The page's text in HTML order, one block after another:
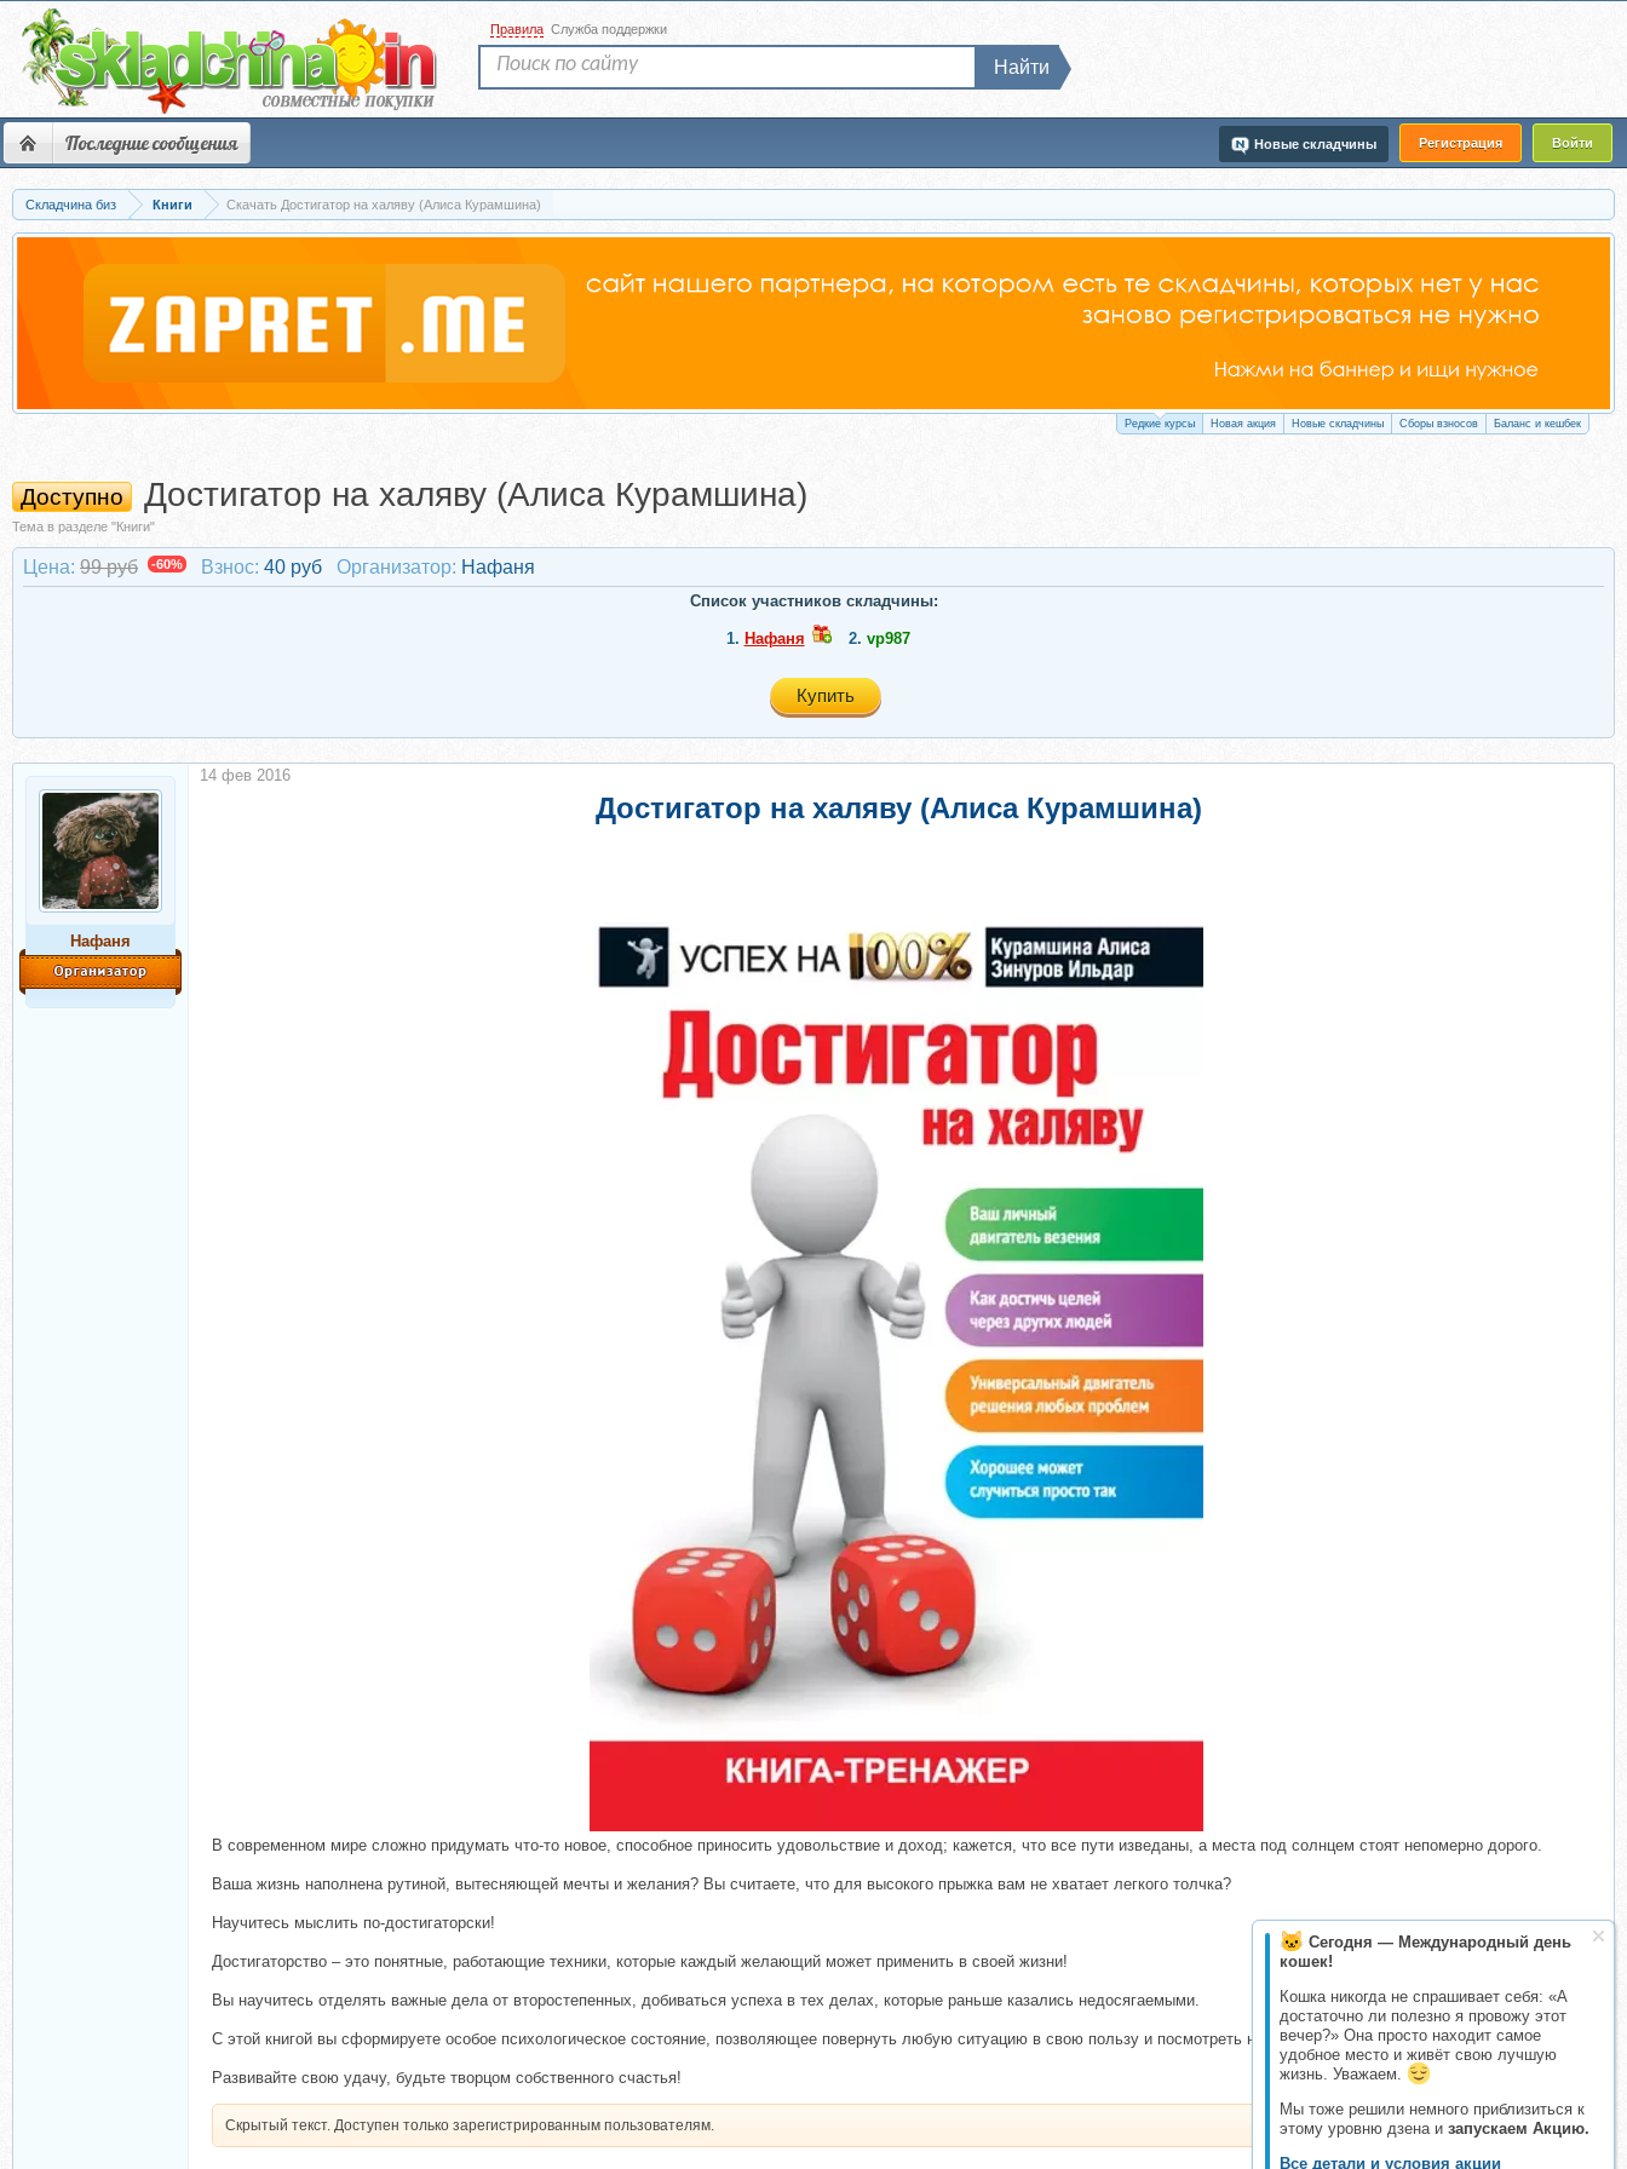
Последние сообщения Регистрация Войти
Новые складчины
Правила Служба поддержки
Найти
Складчина биз Книги Скачать Достигатор на халяву (Алиса Курамшина)
Редкие курсы Новая акция Новые складчины Сборы взносов Баланс и кешбек
Сегодня — Международный день
кошек!
Кошка никогда не спрашивает себя: «А
достаточно ли полезно я провожу этот
вечер?» Она просто находит самое
удобное место и живёт свою лучшую
жизнь. Уважаем.
Мы тоже решили немного приблизиться к
этому уровню дзена и запускаем Акцию.
Все детали и условия акции
Доступно Достигатор на халяву (Алиса Курамшина)
Тема в разделе "Книги"
Цена: 99 руб -60% Взнос: 40 руб Организатор: Нафаня
Список участников складчины:
1. Нафаня 2. vp987
Купить
Нафаня
Достигатор на халяву (Алиса Курамшина)
В современном мире сложно придумать что-то новое, способное приносить удовольствие и доход; кажется, что все пути изведаны, а места под солнцем стоят непомерно дорого.
Ваша жизнь наполнена рутиной, вытесняющей мечты и желания? Вы считаете, что для высокого прыжка вам не хватает легкого толчка?
Научитесь мыслить по-достигаторски!
Достигаторство – это понятные, работающие техники, которые каждый желающий может применить в своей жизни!
Вы научитесь отделять важные дела от второстепенных, добиваться успеха в тех делах, которые раньше казались недосягаемыми.
С этой книгой вы сформируете особое психологическое состояние, позволяющее повернуть любую ситуацию в свою пользу и посмотреть на жизнь позитивно.
Развивайте свою удачу, будьте творцом собственного счастья!
Скрытый текст. Доступен только зарегистрированным пользователям.
14 фев 2016